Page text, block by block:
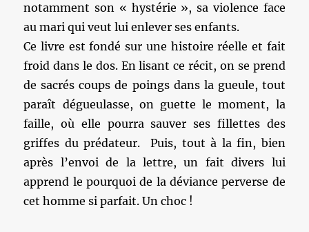
notamment son « hystérie », sa violence face
au mari qui veut lui enlever ses enfants.
Ce livre est fondé sur une histoire réelle et fait
froid dans le dos. En lisant ce récit, on se prend
de sacrés coups de poings dans la gueule, tout
paraît dégueulasse, on guette le moment, la
faille, où elle pourra sauver ses fillettes des
griffes du prédateur. Puis, tout à la fin, bien
après l’envoi de la lettre, un fait divers lui
apprend le pourquoi de la déviance perverse de
cet homme si parfait. Un choc !